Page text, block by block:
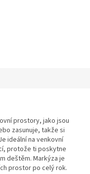
prostory, jako jsou
zasunuje, takže si
ideální na venkovní
protože ti poskytne
deštěm. Markýza je
prostor po celý rok.